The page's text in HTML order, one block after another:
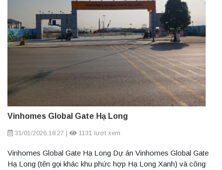
Vinhomes Global Gate Hạ Long
31/01/2026 18:27 | 1131 lượt xem
Vinhomes Global Gate Hạ Long Dự án Vinhomes Global Gate
Hạ Long (tên gọi khác khu phức hợp Hạ Long Xanh) và công